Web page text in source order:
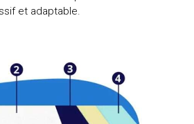
et adaptable.